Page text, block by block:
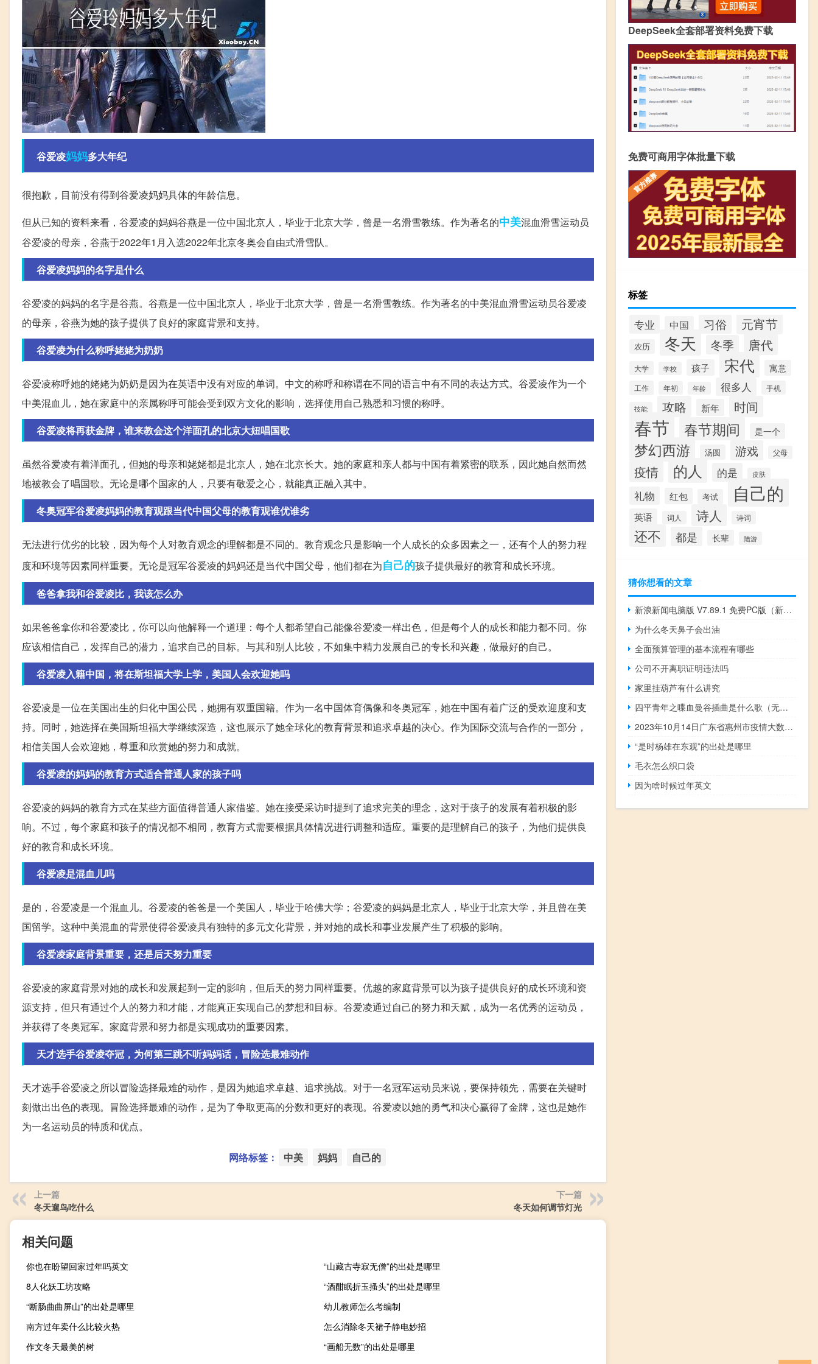
谷爱凌妈妈多大年纪
很抱歉，目前没有得到谷爱凌妈妈具体的年龄信息。
但从已知的资料来看，谷爱凌的妈妈谷燕是一位中国北京人，毕业于北京大学，曾是一名滑雪教练。作为著名的中美混血滑雪运动员
谷爱凌的母亲，谷燕于2022年1月入选2022年北京冬奥会自由式滑雪队。
谷爱凌妈妈的名字是什么
谷爱凌的妈妈的名字是谷燕。谷燕是一位中国北京人，毕业于北京大学，曾是一名滑雪教练。作为著名的中美混血滑雪运动员谷爱凌
的母亲，谷燕为她的孩子提供了良好的家庭背景和支持。
谷爱凌为什么称呼姥姥为奶奶
谷爱凌称呼她的姥姥为奶奶是因为在英语中没有对应的单词。中文的称呼和称谓在不同的语言中有不同的表达方式。谷爱凌作为一个
中美混血儿，她在家庭中的亲属称呼可能会受到双方文化的影响，选择使用自己熟悉和习惯的称呼。
谷爱凌将再获金牌，谁来教会这个洋面孔的北京大妞唱国歌
虽然谷爱凌有着洋面孔，但她的母亲和姥姥都是北京人，她在北京长大。她的家庭和亲人都与中国有着紧密的联系，因此她自然而然
地被教会了唱国歌。无论是哪个国家的人，只要有敬爱之心，就能真正融入其中。
冬奥冠军谷爱凌妈妈的教育观跟当代中国父母的教育观谁优谁劣
无法进行优劣的比较，因为每个人对教育观念的理解都是不同的。教育观念只是影响一个人成长的众多因素之一，还有个人的努力程
度和环境等因素同样重要。无论是冠军谷爱凌的妈妈还是当代中国父母，他们都在为自己的孩子提供最好的教育和成长环境。
爸爸拿我和谷爱凌比，我该怎么办
如果爸爸拿你和谷爱凌比，你可以向他解释一个道理：每个人都希望自己能像谷爱凌一样出色，但是每个人的成长和能力都不同。你
应该相信自己，发挥自己的潜力，追求自己的目标。与其和别人比较，不如集中精力发展自己的专长和兴趣，做最好的自己。
谷爱凌入籍中国，将在斯坦福大学上学，美国人会欢迎她吗
谷爱凌是一位在美国出生的归化中国公民，她拥有双重国籍。作为一名中国体育偶像和冬奥冠军，她在中国有着广泛的受欢迎度和支
持。同时，她选择在美国斯坦福大学继续深造，这也展示了她全球化的教育背景和追求卓越的决心。作为国际交流与合作的一部分，
相信美国人会欢迎她，尊重和欣赏她的努力和成就。
谷爱凌的妈妈的教育方式适合普通人家的孩子吗
谷爱凌的妈妈的教育方式在某些方面值得普通人家借鉴。她在接受采访时提到了追求完美的理念，这对于孩子的发展有着积极的影
响。不过，每个家庭和孩子的情况都不相同，教育方式需要根据具体情况进行调整和适应。重要的是理解自己的孩子，为他们提供良
好的教育和成长环境。
谷爱凌是混血儿吗
是的，谷爱凌是一个混血儿。谷爱凌的爸爸是一个美国人，毕业于哈佛大学；谷爱凌的妈妈是北京人，毕业于北京大学，并且曾在美
国留学。这种中美混血的背景使得谷爱凌具有独特的多元文化背景，并对她的成长和事业发展产生了积极的影响。
谷爱凌家庭背景重要，还是后天努力重要
谷爱凌的家庭背景对她的成长和发展起到一定的影响，但后天的努力同样重要。优越的家庭背景可以为孩子提供良好的成长环境和资
源支持，但只有通过个人的努力和才能，才能真正实现自己的梦想和目标。谷爱凌通过自己的努力和天赋，成为一名优秀的运动员，
并获得了冬奥冠军。家庭背景和努力都是实现成功的重要因素。
天才选手谷爱凌夺冠，为何第三跳不听妈妈话，冒险选最难动作
天才选手谷爱凌之所以冒险选择最难的动作，是因为她追求卓越、追求挑战。对于一名冠军运动员来说，要保持领先，需要在关键时
刻做出出色的表现。冒险选择最难的动作，是为了争取更高的分数和更好的表现。谷爱凌以她的勇气和决心赢得了金牌，这也是她作
为一名运动员的特质和优点。
网络标签： 中美 妈妈 自己的
上一篇
冬天遛鸟吃什么
下一篇
冬天如何调节灯光
相关问题
你也在盼望回家过年吗英文
“山藏古寺寂无僧”的出处是哪里
8人化妖工坊攻略
“酒酣眠折玉搔头”的出处是哪里
“断肠曲曲屏山”的出处是哪里
幼儿教师怎么考编制
南方过年卖什么比较火热
怎么消除冬天裙子静电妙招
作文冬天最美的树
“画船无数”的出处是哪里
DeepSeek全套部署资料免费下载
免费可商用字体批量下载
标签
专业 中国 习俗 元宵节
农历 冬天 冬季 唐代
大学 学校 孩子 宋代 寓意
工作 年初 年龄 很多人 手机
技能 攻略 新年 时间
春节 春节期间 是一个
梦幻西游 汤圆 游戏 父母
疫情 的人 的是 皮肤
礼物 红包 考试 自己的
英语 词人 诗人 诗词
还不 都是 长辈 陆游
猜你想看的文章
新浪新闻电脑版 V7.89.1 免费PC版（新浪新闻电脑版 V7.89.1 免费PC版功能简介）
为什么冬天鼻子会出油
全面预算管理的基本流程有哪些
公司不开离职证明违法吗
家里挂葫芦有什么讲究
四平青年之喋血曼谷插曲是什么歌（无常-《四平青年之喋血曼谷》电影主题曲简介）
2023年10月14日广东省惠州市疫情大数据-今日/今天疫情全网搜索最新实时消息动态情况通知播报
“是时杨雄在东观”的出处是哪里
毛衣怎么织口袋
因为啥时候过年英文